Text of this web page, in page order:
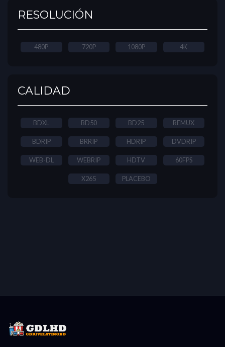
RESOLUCIÓN
480P 720P 1080P 4K
CALIDAD
BDXL BD50 BD25 REMUX
BDRIP BRRIP HDRIP DVDRIP
WEB-DL WEBRIP HDTV 60FPS
X265 PLACEBO